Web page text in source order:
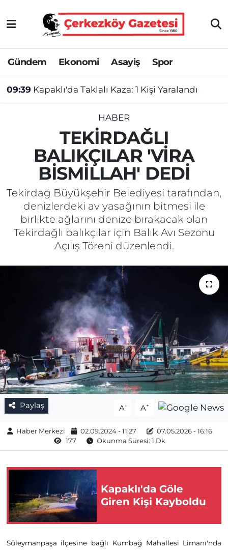
Gündem Ekonomi Asayiş Spor
09:39 Kapaklı'da Taklalı Kaza: 1 Kişi Yaralandı
HABER
TEKİRDAĞLI
BALIKÇILAR 'VİRA
BİSMİLLAH' DEDİ
Tekirdağ Büyükşehir Belediyesi tarafından,
denizlerdeki av yasağının bitmesi ile
birlikte ağlarını denize bırakacak olan
Tekirdağlı balıkçılar için Balık Avı Sezonu
Açılış Töreni düzenlendi.
Paylaş A- A+
Haber Merkezi 02.09.2024 - 11:27
07.05.2026 - 16:16
177
Okunma Süresi: 1 Dk
Kapaklı'da Göle
Giren Kişi Kayboldu
Süleymanpaşa ilçesine bağlı Kumbağ Mahallesi Limanı'nda
Asayiş
Ekonomi
Gündem
Kültür&Sanat
Manşet
SAĞLIK
Spor
Gizlilik Sözleşmesi
Künye
Topluluk Kuralları
Yayın İlkeleri
Tekirdağ Nöbetçi Eczaneler
Tekirdağ Hava Durumu
Tekirdağ Namaz Vakitleri
Tekirdağ Trafik Yoğunluk Haritası
Süper Lig Puan Durumu ve Fikstür
Tüm Manşetler
Son Dakika Haberleri
Haber Arşivi